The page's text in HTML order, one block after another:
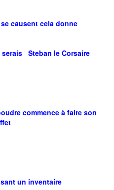
causent cela donne
Steban le Corsaire
commence à faire son
un inventaire